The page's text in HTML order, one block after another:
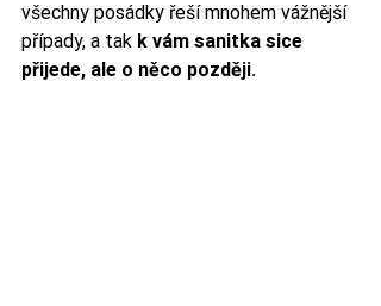
všechny posádky řeší mnohem vážnější
případy, a tak k vám sanitka sice
přijede, ale o něco později.